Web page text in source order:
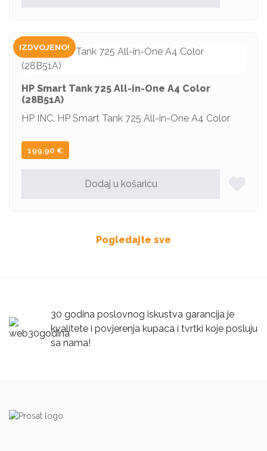
IZDVOJENO!
HP Smart Tank 725 All-in-One A4 Color
(28B51A)
HP INC. HP Smart Tank 725 All-in-One A4 Color
199,90 €
Dodaj u košaricu
Pogledajte sve
30 godina poslovnog iskustva garancija je
kvalitete i povjerenja kupaca i tvrtki koje posluju
sa nama!